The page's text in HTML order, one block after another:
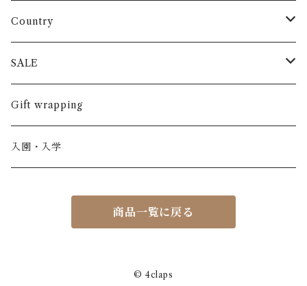
長袖
半袖
パンツ
長ズボン
半ズボン
スカート
ワンピース
カーディガン / 羽織もの
ARCH&LINE
BABE & TESS
BOBOCHOSES
BONHEUR DU JOUR
コットン 100%
リネン( 麻 )
ウール
アルパカ
Country
France / フランス
Italy / イタリア
NY / ニューヨーク
Spain / スペイン
SALE
男の子
女の子
くつ・帽子・Bag
Gift wrapping
入園・入学
商品一覧に戻る
© 4claps